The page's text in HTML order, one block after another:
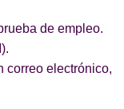
de empleo.
correo electrónico,